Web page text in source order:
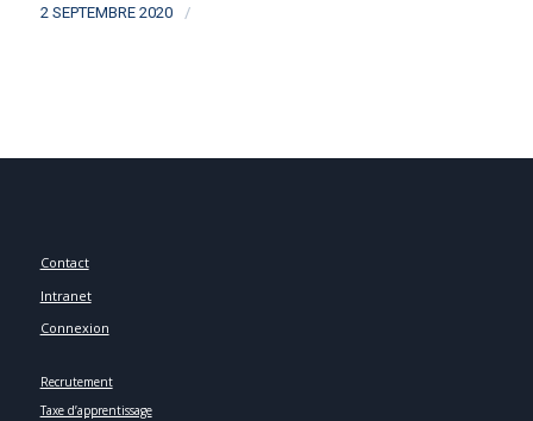
2 SEPTEMBRE 2020 /
Contact
Intranet
Connexion
Recrutement
Taxe d’apprentissage